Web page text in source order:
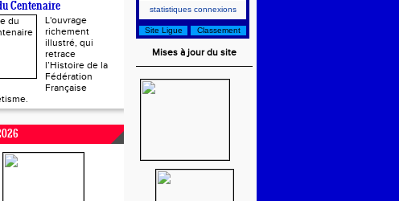
Centenaire
L'ouvrage
richement
illustré, qui
retrace
l’Histoire de la
Fédération
Française
statistiques connexions
Site Ligue Classement
Mises à jour du site